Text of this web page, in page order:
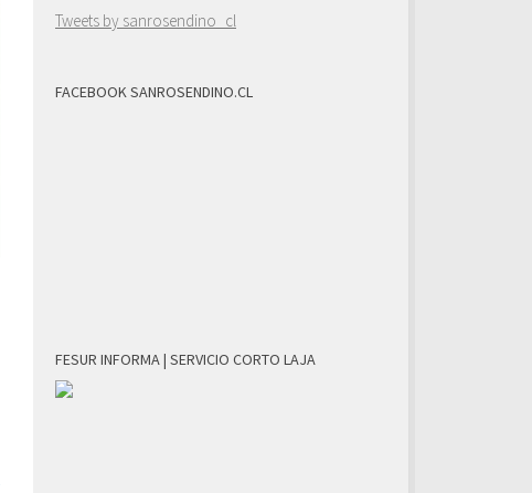
Tweets by sanrosendino_cl
FACEBOOK SANROSENDINO.CL
FESUR INFORMA | SERVICIO CORTO LAJA